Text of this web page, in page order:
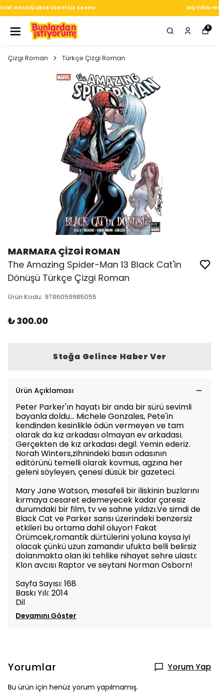
SEÇTIĞIN HER ÜRÜN, TARZINA DAIR KÜÇÜK BIR IMZA
0
Çizgi Roman Türkçe Çizgi Roman
MARMARA ÇİZGİ ROMAN
The Amazing Spider-Man 13 Black Cat'in
Dönüşü Türkçe Çizgi Roman
Ürün Kodu: 9786059985055
₺ 300.00
Stoğa Gelince Haber Ver
Ürün Açıklaması
Peter Parker'ın hayatı bir anda bir sürü sevimli
bayanla doldu... Michele Gonzales, Pete'in
kendinden kesinlikle ödün vermeyen ve tam
olarak da kız arkadası olmayan ev arkadası.
Gerçekten de kız arkadası degil. Yemin ederiz.
Norah Winters,zihnindeki basın odasının
editörünü temelli olarak kovmus, agzına her
geleni söyleyen, çenesi düsük bir gazeteci.
Mary Jane Watson, mesafeli bir iliskinin buzlarını
kırmaya cesaret edemeyecek kadar çaresiz
durumdaki bir film, tv ve sahne yıldızı.Ve simdi de
Black Cat ve Parker sansı üzerindeki benzersiz
etkileri bu ortama dahil oluyor! Fakat
Örümcek,romantik dürtülerini yoluna koysa iyi
olacak çünkü uzun zamandır ufukta belli belirsiz
dolanmakta olan iki tehlike nihayet sehre ulastı:
Klon avcısı Raptor ve seytani Norman Osborn!
Sayfa Sayısı: 168
Baskı Yılı: 2014
Dil
Devamını Göster
Yorumlar Yorum Yap
Bu ürün için henüz yorum yapılmamış.